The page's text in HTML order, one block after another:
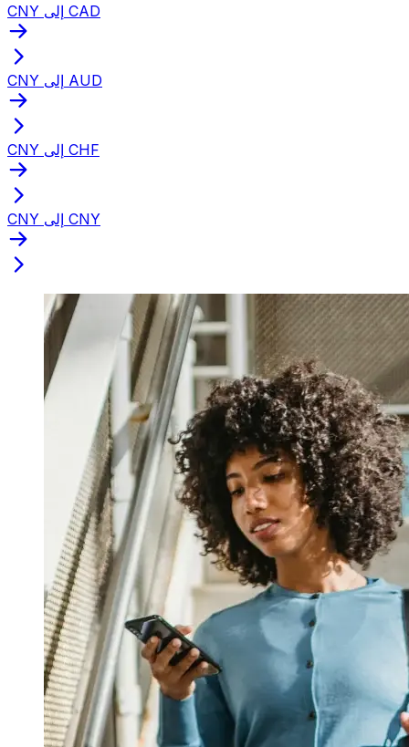
CNY إلى CAD
CNY إلى AUD
CNY إلى CHF
CNY إلى CNY